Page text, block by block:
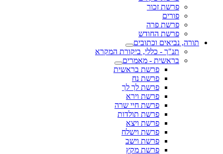
פרשת זכור
פורים
פרשת פרה
פרשת החודש
תורה, נביאים וכתובים
תנ"ך - כללי, ביקורת המקרא
בראשית - מאמרים
פרשת בראשית
פרשת נח
פרשת לך לך
פרשת וירא
פרשת חיי שרה
פרשת תולדות
פרשת ויצא
פרשת וישלח
פרשת וישב
פרשת מקץ